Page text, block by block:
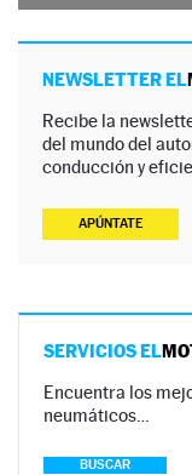
NEWSLETTER EL
Recibe la
del mundo del
conducción y
APÚNTATE
SERVICIOS EL
Encuentra los
neumáticos…
BUSCAR